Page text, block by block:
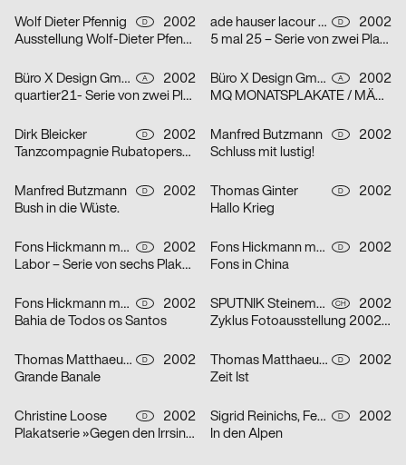
Wolf Dieter Pfennig D
2002
Ausstellung Wolf-Dieter Pfennig in der Galerie Sillack Dresden
ade hauser lacour kommunikationsgestaltung gmbh D
2002
5 mal 25 – Serie von zwei Plakaten
Büro X Design GmbH A
2002
quartier21- Serie von zwei Plakaten
Büro X Design GmbH A
2002
MQ MONATSPLAKATE / MÄRZ 2002 – Serie von zwei Plakaten
Dirk Bleicker D
2002
Tanzcompagnie Rubatoperson to person Premiere
Manfred Butzmann D
2002
Schluss mit lustig!
Manfred Butzmann D
2002
Bush in die Wüste.
Thomas Ginter D
2002
Hallo Krieg
Fons Hickmann m23 D
2002
Labor – Serie von sechs Plakaten
Fons Hickmann m23 D
2002
Fons in China
Fons Hickmann m23 D
2002
Bahia de Todos os Santos
SPUTNIK Steinemann & Co. CH
2002
Zyklus Fotoausstellung 2002 in der Luzerner Designgalerie – Serie von drei Plakaten
Thomas Matthaeus Müller D
2002
Grande Banale
Thomas Matthaeus Müller D
2002
Zeit Ist
Christine Loose D
2002
Plakatserie »Gegen den Irrsinn«
Sigrid Reinichs, Fenja Spiess D
2002
In den Alpen